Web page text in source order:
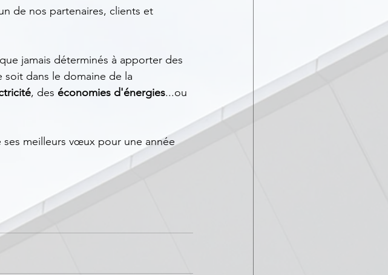
de nos partenaires, clients et
jamais déterminés à apporter des
soit dans le domaine de la
, des économies d'énergies...ou
ses meilleurs vœux pour une année